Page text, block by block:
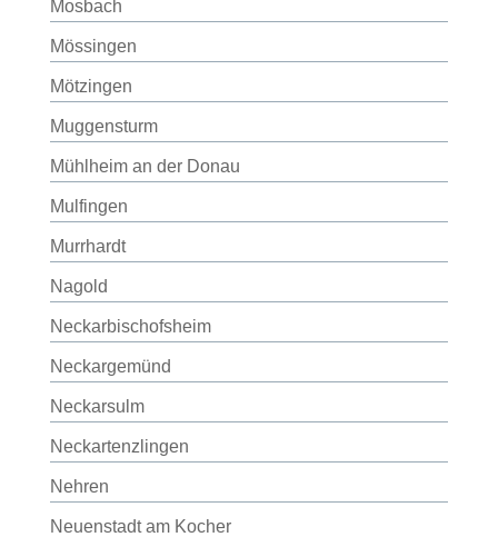
Mosbach
Mössingen
Mötzingen
Muggensturm
Mühlheim an der Donau
Mulfingen
Murrhardt
Nagold
Neckarbischofsheim
Neckargemünd
Neckarsulm
Neckartenzlingen
Nehren
Neuenstadt am Kocher